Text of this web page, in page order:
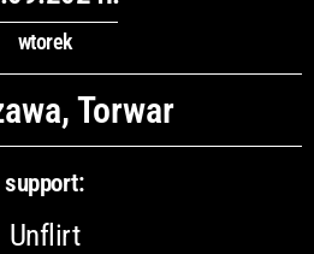
wtorek
Torwar
support:
Unflirt